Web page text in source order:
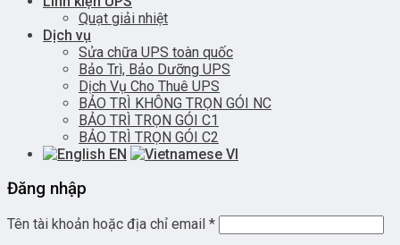
Quạt giải nhiệt
Dịch vụ
Sửa chữa UPS toàn quốc
Bảo Trì, Bảo Dưỡng UPS
Dịch Vụ Cho Thuê UPS
BẢO TRÌ KHÔNG TRỌN GÓI NC
BẢO TRÌ TRỌN GÓI C1
BẢO TRÌ TRỌN GÓI C2
EN
VI
Đăng nhập
Tên tài khoản hoặc địa chỉ email *